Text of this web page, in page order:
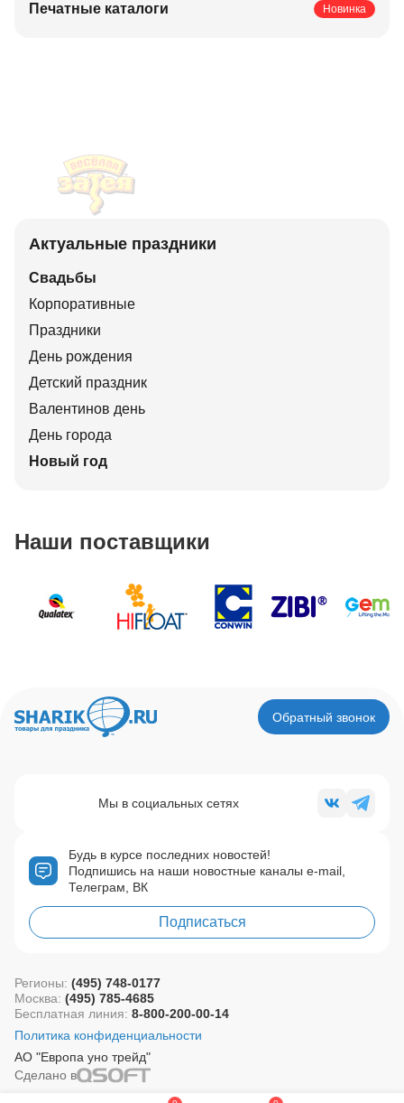
Печатные каталоги
Новинка
Актуальные праздники
Свадьбы
Корпоративные
Праздники
День рождения
Детский праздник
Валентинов день
День города
Новый год
Наши поставщики
Обратный звонок
Будь в курсе последних новостей!
Подпишись на наши новостные каналы e-mail,
Телеграм, ВК
Подписаться
Мы в социальных сетях
АО "Европа уно трейд"
Регионы: (495) 748-0177
Москва: (495) 785-4685
Бесплатная линия: 8-800-200-00-14
Политика конфиденциальности
Сделано в